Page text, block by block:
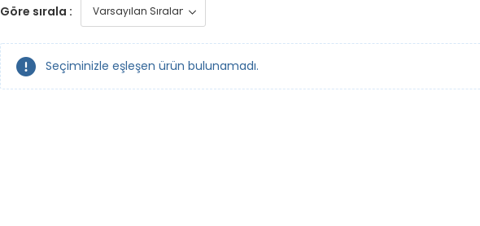
Göre sırala :
Seçiminizle eşleşen ürün bulunamadı.